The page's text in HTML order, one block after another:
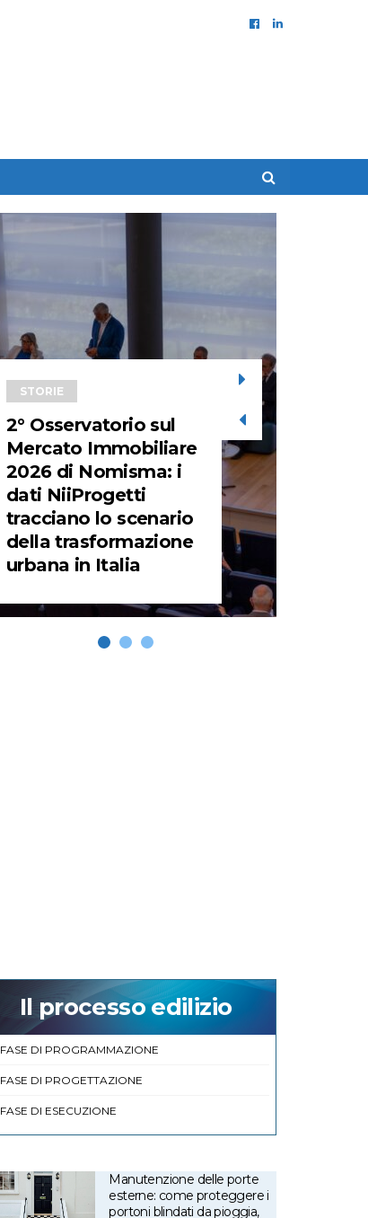
STORIE
2° Osservatorio sul
Mercato Immobiliare
2026 di Nomisma: i
dati NiiProgetti
tracciano lo scenario
della trasformazione
urbana in Italia
Il processo edilizio
FASE DI PROGRAMMAZIONE
FASE DI PROGETTAZIONE
FASE DI ESECUZIONE
Manutenzione delle porte
esterne: come proteggere i
portoni blindati da pioggia,